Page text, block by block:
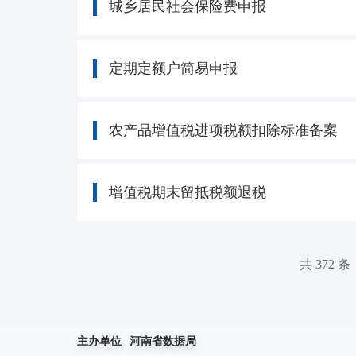
城乡居民社会保险费申报
定期定额户简易申报
农产品增值税进项税额扣除标准备案
增值税期末留抵税额退税
共 372 条
主办单位 河南省数据局